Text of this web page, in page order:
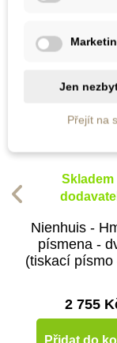
Skladem
Nienhuis -
písmena -
(tiskací písmo
2 755
Jen
Přejít na